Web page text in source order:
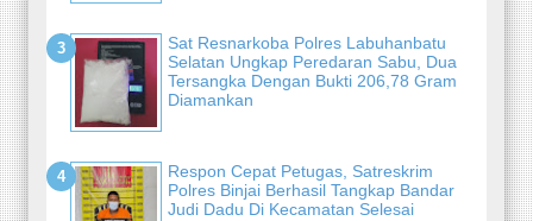
Sat Resnarkoba Polres Labuhanbatu
Selatan Ungkap Peredaran Sabu, Dua
Tersangka Dengan Bukti 206,78 Gram
Diamankan
Respon Cepat Petugas, Satreskrim
Polres Binjai Berhasil Tangkap Bandar
Judi Dadu Di Kecamatan Selesai